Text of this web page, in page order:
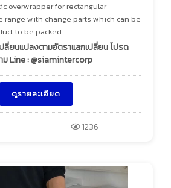
overwrapper for rectangular
range with change parts which can be
to be packed.
ลี่ยนแปลงตามอัตราแลกเปลี่ยน โปรด
ม Line : @siamintercorp
ดูรายละเอียด
1236